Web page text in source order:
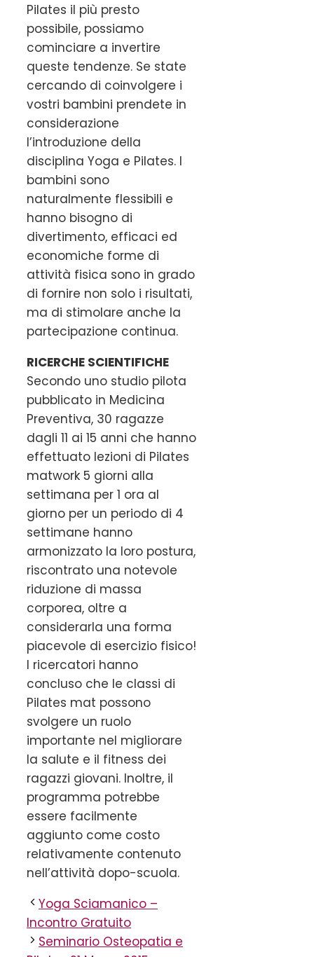
Pilates il più presto
possibile, possiamo
cominciare a invertire
queste tendenze. Se state
cercando di coinvolgere i
vostri bambini prendete in
considerazione
l’introduzione della
disciplina Yoga e Pilates. I
bambini sono
naturalmente flessibili e
hanno bisogno di
divertimento, efficaci ed
economiche forme di
attività fisica sono in grado
di fornire non solo i risultati,
ma di stimolare anche la
partecipazione continua.
RICERCHE SCIENTIFICHE
Secondo uno studio pilota
pubblicato in Medicina
Preventiva, 30 ragazze
dagli 11 ai 15 anni che hanno
effettuato lezioni di Pilates
matwork 5 giorni alla
settimana per 1 ora al
giorno per un periodo di 4
settimane hanno
armonizzato la loro postura,
riscontrato una notevole
riduzione di massa
corporea, oltre a
considerarla una forma
piacevole di esercizio fisico!
I ricercatori hanno
concluso che le classi di
Pilates mat possono
svolgere un ruolo
importante nel migliorare
la salute e il fitness dei
ragazzi giovani. Inoltre, il
programma potrebbe
essere facilmente
aggiunto come costo
relativamente contenuto
nell’attività dopo-scuola.
Yoga Sciamanico –
Incontro Gratuito
Seminario Osteopatia e